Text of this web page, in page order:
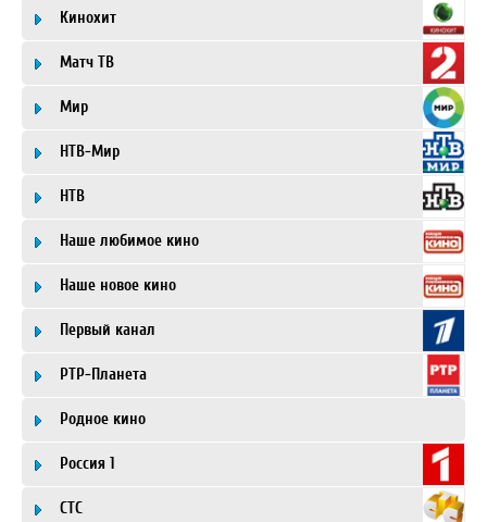
Кинохит
Матч ТВ
Мир
НТВ-Мир
НТВ
Наше любимое кино
Наше новое кино
Первый канал
РТР-Планета
Родное кино
Россия 1
СТС